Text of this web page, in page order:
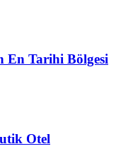
En Tarihi Bölgesi
Otel